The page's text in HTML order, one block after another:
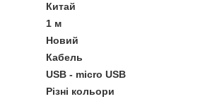
Китай
1 м
Новий
Кабель
USB - micro USB
Різні кольори